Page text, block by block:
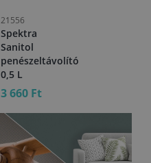
21556
Spektra
Sanitol
penészeltávolító
0,5 L
3 660 Ft